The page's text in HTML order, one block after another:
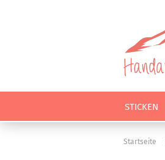
STICKEN
Startseite